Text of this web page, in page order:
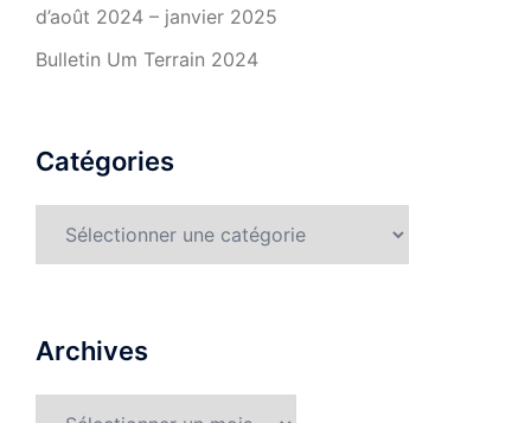
d’août 2024 – janvier 2025
Bulletin Um Terrain 2024
Catégories
Archives